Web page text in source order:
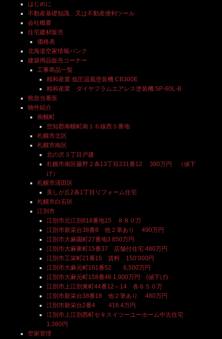
はじめに
不動産基礎知識、又は不動産便利ツール
会社概要
住宅建材販売
価格表
北海道空家情報バンク
建築用品販売コーナー
工事商品一覧
精和産業 低圧温風塗装機 CB300E
精和産業 ダイヤフラムエアレス塗装機 SP-60L-B
救急当番医
物件紹介
南幌町
空知郡南幌町南１６線西５番地
札幌市北区
札幌市南区
北の沢３丁目戸建
札幌市南区藤野２条13丁目231番12 380万円 （値下
げ）
札幌市清田区
美しが丘2条1丁目リフォーム住宅
札幌市白石区
江別市
江別市元江別818番地15 ８８０万
江別市新栄台38番8 他２筆あり 490万円
江別市大麻園町27番地3 850万円
江別市大麻東町15番37 店舗付住宅 480万円
江別市工栄町21番15 賃料 150’000円
江別市大麻元町161番52 6,500万円
江別市大麻元町158番46 1,900万円 (値下げ)
江別市上江別東町44番12～14 各６５０万
江別市新栄台38番18 他２筆あり 480万円
江別市新栄台2番4 416.4万円
江別市上江別西町セキスイツーユーホーム中古住宅
1,380円
空家管理